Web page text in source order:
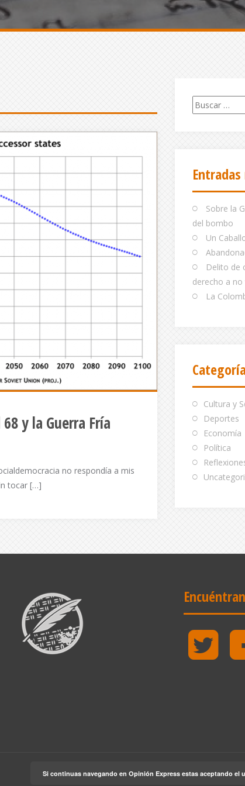
y la Guerra Fría
no respondía a mis
tocar […]
Buscar:
Sobre la
del bombo
Un
Delito de
derecho a no
La
Cultura y
Deportes
Economía
Política
Twitter
Si continuas navegando en Opinión Express estas aceptando el